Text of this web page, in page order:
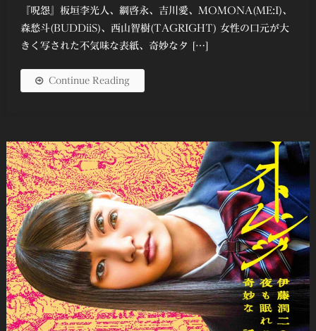
『呪怨』板垣李光人、綱啓永、吉川愛、MOMONA(ME:I)、
森愁斗(BUDDiiS)、西山智樹(TAGRIGHT) 女性の口元が大
きく写された不気味な表紙、奇妙なタ […]
Continue Reading